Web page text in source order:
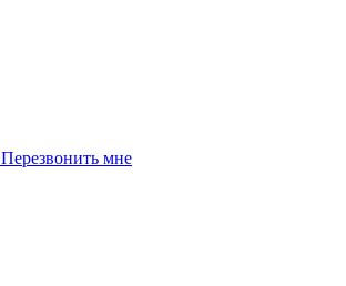
Перезвонить мне